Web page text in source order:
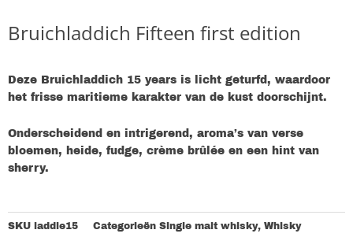
Bruichladdich Fifteen first edition
Deze Bruichladdich 15 years is licht geturfd, waardoor
het frisse maritieme karakter van de kust doorschijnt.
Onderscheidend en intrigerend, aroma’s van verse
bloemen, heide, fudge, crème brûlée en een hint van
sherry.
SKU laddie15 Categorieën Single malt whisky, Whisky